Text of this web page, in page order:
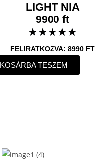
LIGHT NIA
9900 ft
★★★★★
FELIRATKOZVA: 8990 FT
KOSÁRBA TESZEM